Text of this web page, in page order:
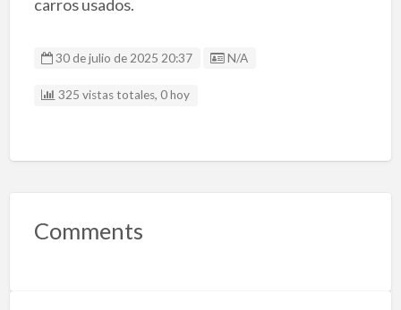
carros usados.
30 de julio de 2025 20:37 Listing ID
N/A
325 vistas totales, 0 hoy
Comments